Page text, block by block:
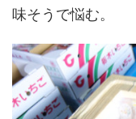
味そうで悩む。